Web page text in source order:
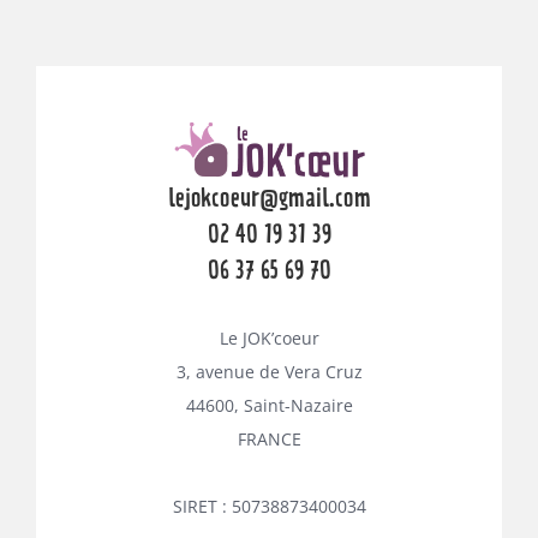
lejokcoeur@gmail.com
02 40 19 31 39
06 37 65 69 70
Le JOK’coeur
3, avenue de Vera Cruz
44600, Saint-Nazaire
FRANCE
SIRET : 50738873400034